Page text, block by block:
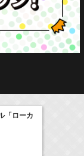
売情報
「ローカ